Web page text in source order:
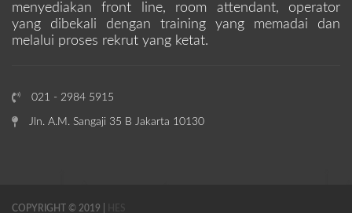
menyediakan front line, room attendant, operator
yang dibekali dengan training yang memadai dan
melalui proses rekrut yang ketat.
021 - 2984 5915
Jln. A.M. Sangaji 35 B Jakarta 10130
COPYRIGHT © 2019 |